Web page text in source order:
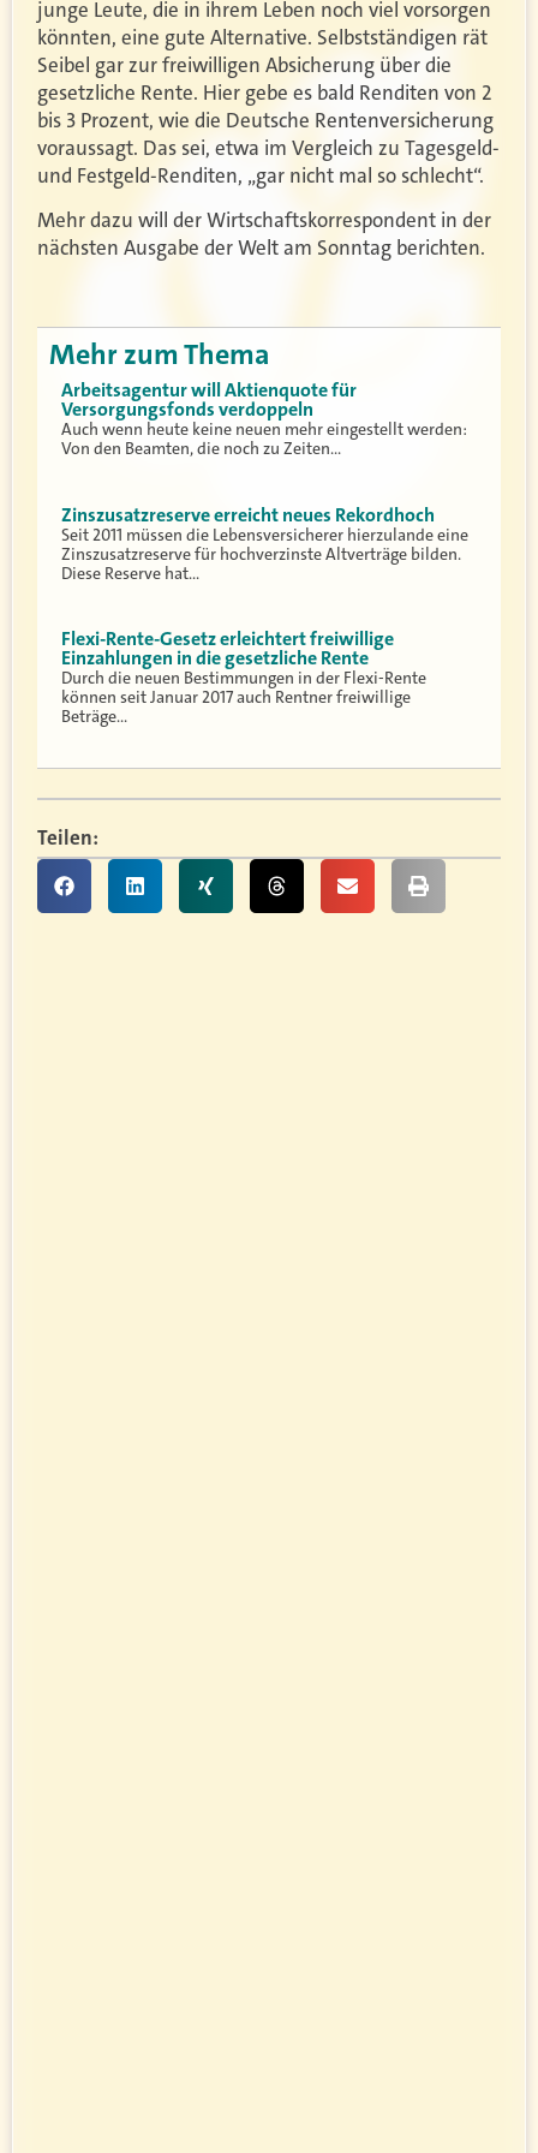
junge Leute, die in ihrem Leben noch viel vorsorgen
könnten, eine gute Alternative. Selbstständigen rät
Seibel gar zur freiwilligen Absicherung über die
gesetzliche Rente. Hier gebe es bald Renditen von 2
bis 3 Prozent, wie die Deutsche Rentenversicherung
voraussagt. Das sei, etwa im Vergleich zu Tagesgeld-
und Festgeld-Renditen, „gar nicht mal so schlecht“.
Mehr dazu will der Wirtschaftskorrespondent in der
nächsten Ausgabe der Welt am Sonntag berichten.
Mehr zum Thema
Arbeitsagentur will Aktienquote für
Versorgungsfonds verdoppeln
Auch wenn heute keine neuen mehr eingestellt werden:
Von den Beamten, die noch zu Zeiten…
Zinszusatzreserve erreicht neues Rekordhoch
Seit 2011 müssen die Lebensversicherer hierzulande eine
Zinszusatzreserve für hochverzinste Altverträge bilden.
Diese Reserve hat…
Flexi-Rente-Gesetz erleichtert freiwillige
Einzahlungen in die gesetzliche Rente
Durch die neuen Bestimmungen in der Flexi-Rente
können seit Januar 2017 auch Rentner freiwillige
Beträge…
Teilen: